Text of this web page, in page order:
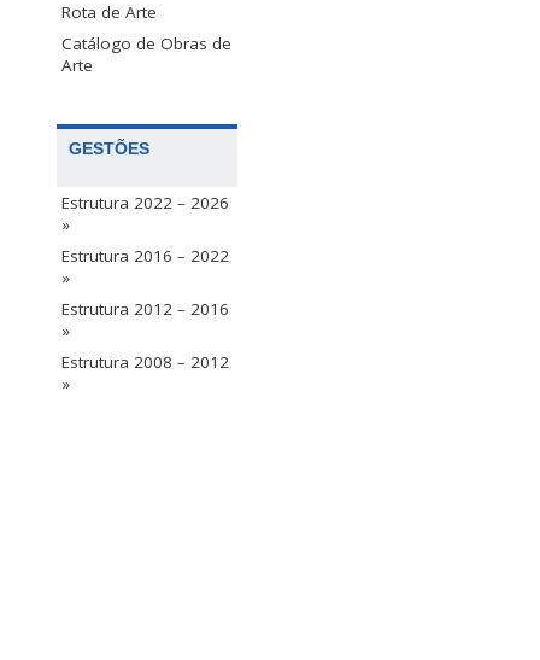
Rota de Arte
Catálogo de Obras de
Arte
GESTÕES
Estrutura 2022 – 2026
»
Estrutura 2016 – 2022
»
Estrutura 2012 – 2016
»
Estrutura 2008 – 2012
»